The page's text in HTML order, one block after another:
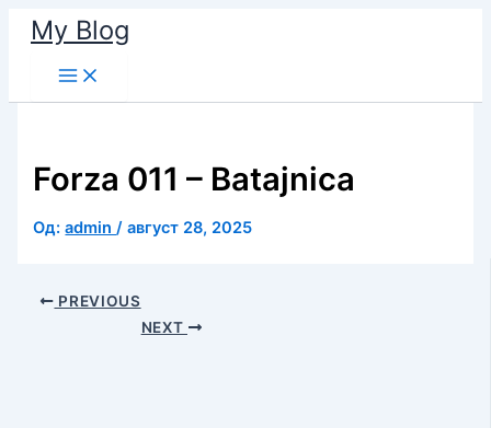
Пређи
садржај
My Blog
Main
Menu
Forza 011 – Batajnica
Од: admin/август 28, 2025
PREVIOUS
NEXT